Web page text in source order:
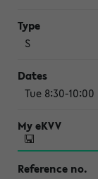
S
Tue 8:30-